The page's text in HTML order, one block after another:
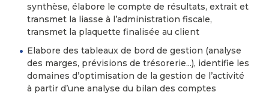
synthèse, élabore le compte de résultats, extrait et
transmet la liasse à l’administration fiscale,
transmet la plaquette finalisée au client
Elabore des tableaux de bord de gestion (analyse
des marges, prévisions de trésorerie...), identifie les
domaines d’optimisation de la gestion de l’activité
à partir d’une analyse du bilan des comptes